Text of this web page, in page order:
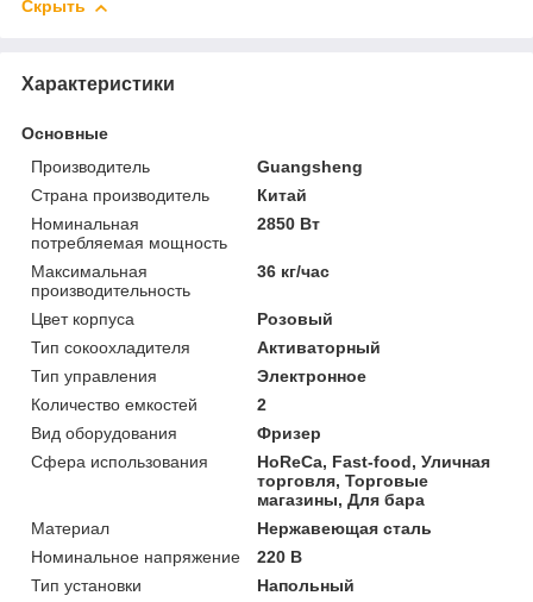
Скрыть
Характеристики
Основные
Производитель
Guangsheng
Страна производитель
Китай
Номинальная
потребляемая мощность
2850 Вт
Максимальная
производительность
36 кг/час
Цвет корпуса
Розовый
Тип сокоохладителя
Активаторный
Тип управления
Электронное
Количество емкостей
2
Вид оборудования
Фризер
Сфера использования
HoReCa, Fast-food, Уличная
торговля, Торговые
магазины, Для бара
Материал
Нержавеющая сталь
Номинальное напряжение
220 В
Тип установки
Напольный